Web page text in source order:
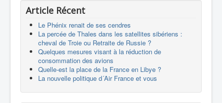
Europespace
Drones
Article Récent
Le Phénix renait de ses cendres
La percée de Thales dans les satellites sibériens :
cheval de Troie ou Retraite de Russie ?
Quelques mesures visant à la réduction de
consommation des avions
Quelle-est la place de la France en Libye ?
La nouvelle politique d´Air France et vous